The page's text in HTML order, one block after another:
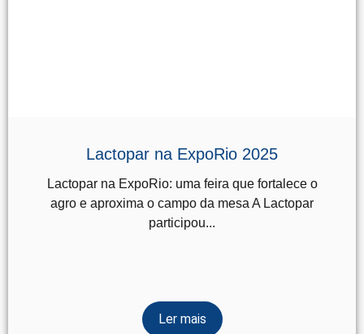
Lactopar na ExpoRio 2025
Lactopar na ExpoRio: uma feira que fortalece o
agro e aproxima o campo da mesa A Lactopar
participou...
Ler mais